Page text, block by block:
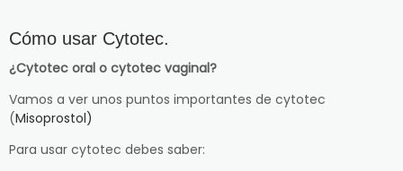
Cómo usar Cytotec.
¿Cytotec oral o cytotec vaginal?
Vamos a ver unos puntos importantes de cytotec
(Misoprostol)
Para usar cytotec debes saber: